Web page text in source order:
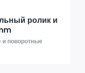
ролик и
поворотные